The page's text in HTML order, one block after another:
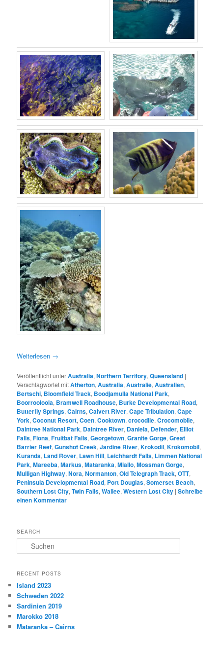
Weiterlesen →
Veröffentlicht unterAustralia,Northern Territory,Queensland |
Verschlagwortet mitAtherton,Australia,Australie,Australien,
Bertschi, Bloomfield Track, Boodjamulla National Park,
Boorrooloola, Bramwell Roadhouse, Burke Developmental Road,
Butterfly Springs,Cairns,Calvert River,Cape Tribulation,Cape
York,Coconut Resort,Coen,Cooktown,crocodile,Crocomobile,
Daintree National Park, Daintree River, Daniela, Defender, Elliot
Falls,Fiona,Fruitbat Falls,Georgetown,Granite Gorge,Great
Barrier Reef,Gunshot Creek,Jardine River,Krokodil,Krokomobil,
Kuranda, Land Rover, Lawn Hill, Leichhardt Falls, Limmen National
Park,Mareeba,Markus,Mataranka,Miallo,Mossman Gorge,
Mulligan Highway,Nora,Normanton,Old Telegraph Track,OTT,
Peninsula Developmental Road, Port Douglas,Somerset Beach,
Southern Lost City,Twin Falls,Wallee,Western Lost City |Schreibe
einen Kommentar
SEARCH
u
h
n
RECENT POSTS
Island 2023
Schweden 2022
Sardinien 2019
Marokko 2018
Mataranka – Cairns